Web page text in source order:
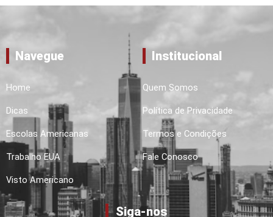
Navegue
Home
Dicas
Escolas Americanas
Trabalho EUA
Visto Americano
Institucional
Quem Somos
Política de Privacidade
Termos e Condições
Fale Conosco
Siga-nos